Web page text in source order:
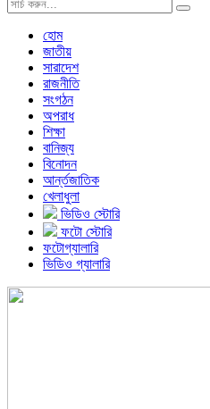
হোম
জাতীয়
সারাদেশ
রাজনীতি
সংগঠন
অপরাধ
শিক্ষা
বানিজ্য
বিনোদন
আর্ন্তজাতিক
খেলাধুলা
ভিডিও স্টোরি
ফটো স্টোরি
ফটোগ্যালারি
ভিডিও গ্যালারি